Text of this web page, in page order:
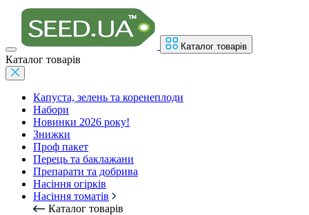
Каталог товарів
Каталог товарів
Капуста, зелень та коренеплоди
Набори
Новинки 2026 року!
Знижки
Проф пакет
Перець та баклажани
Препарати та добрива
Насіння огірків
Насіння томатів
Каталог товарів